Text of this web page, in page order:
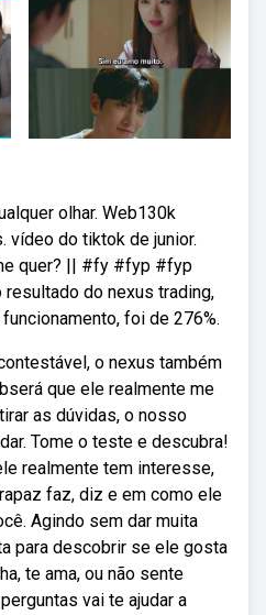
olhar. Web130k
vídeo do tiktok de junior.
quer? || #fy #fyp #fyp
do nexus trading,
foi de 276%.
o nexus também
que ele realmente me
as dúvidas, o nosso
Tome o teste e descubra!
realmente tem interesse,
faz, diz e em como ele
Agindo sem dar muita
para descobrir se ele gosta
te ama, ou não sente
vai te ajudar a